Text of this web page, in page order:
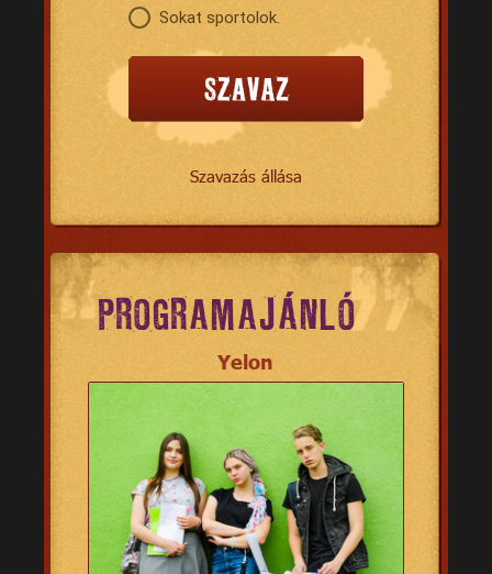
Sokat sportolok.
Szavazás állása
PROGRAMAJÁNLÓ
Yelon